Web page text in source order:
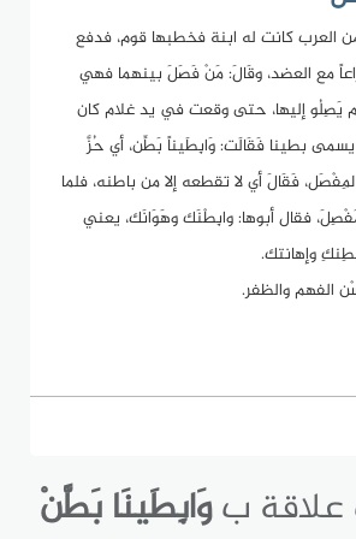
العرب كانت له ابنة فخطبها قوم، فدفع
مع العضد، وقَالَ: مَنْ فَصَلَ بينهما فهي
يَصِلُو إليها، حتى وقعت في يد غلام كان
بطينا فَقَالَت: وَابِطَيناً بَطِّن، أي حُزَّ
فَقَالَ أي لا تقطعه إلا من باطنه، فلما
فقال أبوها: وابِطْنَك وهَوَانَك، يعني
وإهانتك.
والظفر.
علاقة بوَابِطَينَا بَطَّنْ